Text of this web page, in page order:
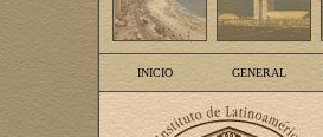
INICIO GENERAL